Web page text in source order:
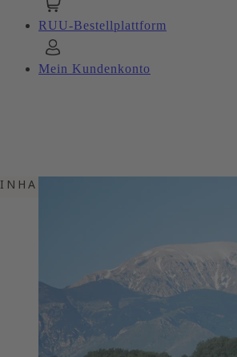
RUU-Bestellplattform
Mein Kundenkonto
INHALTSVERZEICHNIS
ZWISCHEN
VIELFALT IN WETTER